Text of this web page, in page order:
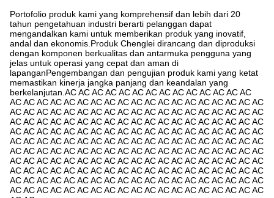
Portofolio produk kami yang komprehensif dan lebih dari 20
tahun pengetahuan industri berarti pelanggan dapat
mengandalkan kami untuk memberikan produk yang inovatif,
andal dan ekonomis.Produk Chenglei dirancang dan diproduksi
dengan komponen berkualitas dan antarmuka pengguna yang
jelas untuk operasi yang cepat dan aman di
lapanganPengembangan dan pengujian produk kami yang ketat
memastikan kinerja jangka panjang dan keandalan yang
berkelanjutan.AC AC AC AC AC AC AC AC AC AC AC AC AC AC
AC AC AC AC AC AC AC AC AC AC AC AC AC AC AC AC AC AC AC
AC AC AC AC AC AC AC AC AC AC AC AC AC AC AC AC AC AC AC
AC AC AC AC AC AC AC AC AC AC AC AC AC AC AC AC AC AC AC
AC AC AC AC AC AC AC AC AC AC AC AC AC AC AC AC AC AC AC
AC AC AC AC AC AC AC AC AC AC AC AC AC AC AC AC AC AC AC
AC AC AC AC AC AC AC AC AC AC AC AC AC AC AC AC AC AC AC
AC AC AC AC AC AC AC AC AC AC AC AC AC AC AC AC AC AC AC
AC AC AC AC AC AC AC AC AC AC AC AC AC AC AC AC AC AC AC
AC AC AC AC AC AC AC AC AC AC AC AC AC AC AC AC AC AC AC
AC AC AC AC AC AC AC AC AC AC AC AC AC AC AC AC AC AC AC